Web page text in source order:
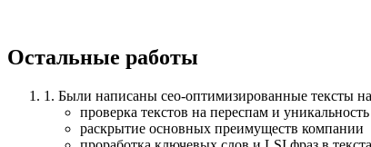
Остальные работы
1. Были написаны сео-оптимизированные тексты
проверка текстов на переспам и уникальность
раскрытие основных преимуществ компании